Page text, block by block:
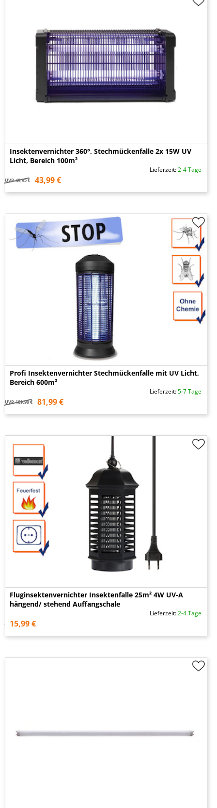
Insektenvernichter 360°, Stechmückenfalle 2x 15W UV
Licht, Bereich 100m²
Lieferzeit:2-4 Tage
UVP 49,95 € 43,99 €
Profi Insektenvernichter Stechmückenfalle mit UV Licht,
Bereich 600m²
Lieferzeit:5-7 Tage
UVP 109,90 € 81,99 €
Fluginsektenvernichter Insektenfalle 25m² 4W UV-A
hängend/ stehend Auffangschale
Lieferzeit:2-4 Tage
15,99 €